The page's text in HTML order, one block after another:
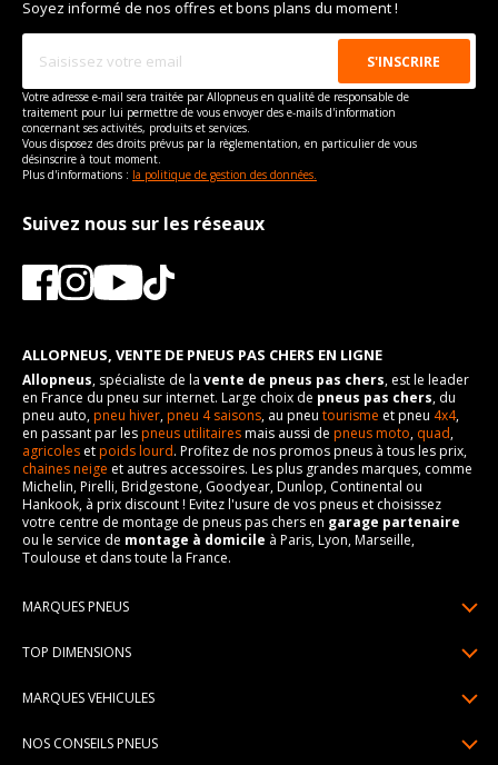
Soyez informé de nos offres et bons plans du moment !
Votre adresse e-mail sera traitée par Allopneus en qualité de responsable de
traitement pour lui permettre de vous envoyer des e-mails d'information
concernant ses activités, produits et services.
Vous disposez des droits prévus par la règlementation, en particulier de vous
désinscrire à tout moment.
Plus d'informations : la politique de gestion des données.
Suivez nous sur les réseaux
ALLOPNEUS, VENTE DE PNEUS PAS CHERS EN LIGNE
Allopneus, spécialiste de la vente de pneus pas chers, est le leader
en France du pneu sur internet. Large choix de pneus pas chers, du
pneu auto,pneu hiver,pneu 4 saisons, au pneu tourisme et pneu 4x4,
en passant par lespneus utilitairesmais aussi de pneus moto, quad,
agricoles etpoids lourd. Profitez de nos promos pneus à tous les prix,
chaines neige et autres accessoires. Les plus grandes marques, comme
Michelin, Pirelli, Bridgestone, Goodyear, Dunlop, Continental ou
Hankook, à prix discount ! Evitez l'usure de vos pneus et choisissez
votre centre de montage de pneus pas chers en garage partenaire
ou le service de montage à domicile à Paris, Lyon, Marseille,
Toulouse et dans toute la France.
MARQUES PNEUS
Pneus Continental
TOP DIMENSIONS
195/65R15
MARQUES VEHICULES
NOS CONSEILS PNEUS